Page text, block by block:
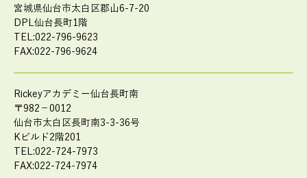
宮城県仙台市太白区郡山6-7-20
DPL仙台長町1階
TEL:022-796-9623
FAX:022-796-9624
Rickeyアカデミー仙台長町南
〒982－0012
仙台市太白区長町南3-3-36号
Kビルド2階201
TEL:022-724-7973
FAX:022-724-7974